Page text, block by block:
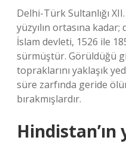
Delhi-Türk Sultanlığı
yüzyılın ortasına
İslam devleti, 1526 ile
sürmüştür. Görüldüğü
topraklarını yaklaşık
süre zarfında geride
bırakmışlardır.
Hindistan’ın